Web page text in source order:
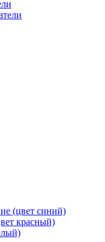
(цвет синий)
красный)